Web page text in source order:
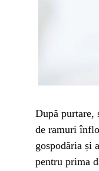
După purtare,
de ramuri
gospodăria și
pentru prima